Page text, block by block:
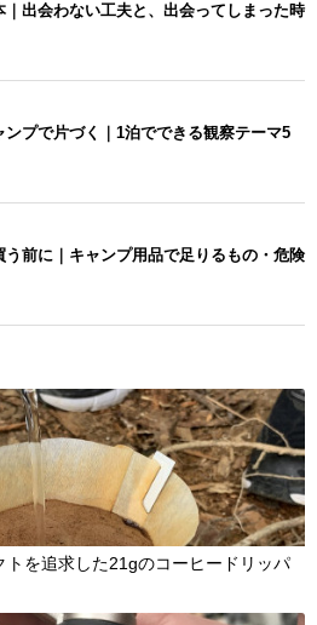
｜出会わない工夫と、出会ってしまった時
ンプで片づく｜1泊でできる観察テーマ5
う前に｜キャンプ用品で足りるもの・危険
トを追求した21gのコーヒードリッパ